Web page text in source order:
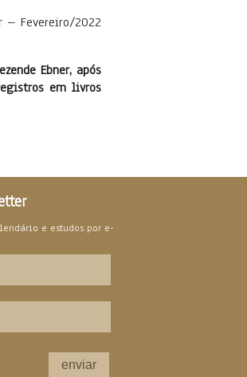
– Fevereiro/2022
Ebner, após
em livros
e estudos por e-
enviar